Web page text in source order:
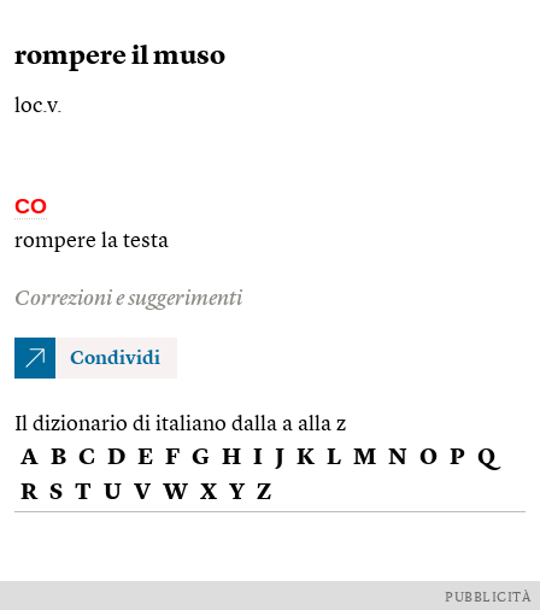
rompere il muso
loc.v.
CO
rompere la testa
Correzioni e suggerimenti
Condividi
Il dizionario di italiano dalla a alla z
A B C D E F G H I J K L M N O P Q
R S T U V W X Y Z
PUBBLICITÀ